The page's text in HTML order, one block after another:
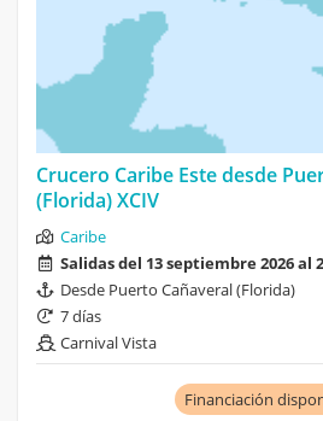
Crucero Caribe Este desde
(Florida) XCIV
Caribe
Salidas del 13 septiembre 2026 al
Desde Puerto Cañaveral (Florida)
7 días
Carnival Vista
Financiación